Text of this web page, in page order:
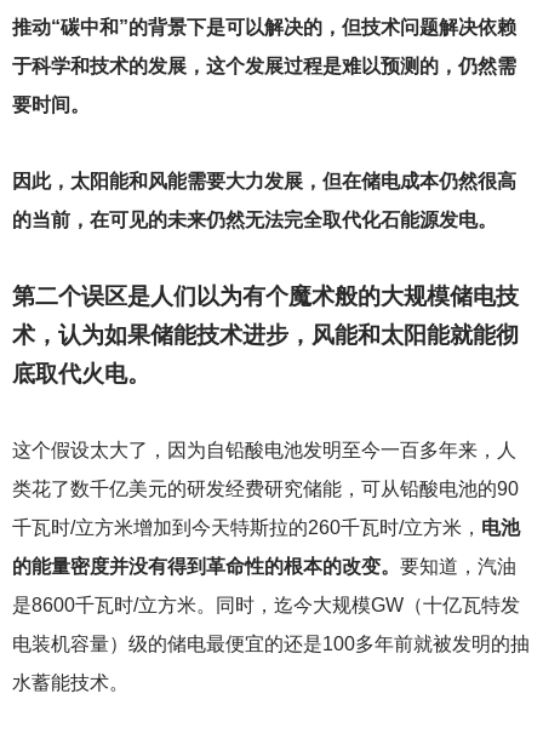
推动“碳中和”的背景下是可以解决的，但技术问题解决依赖
于科学和技术的发展，这个发展过程是难以预测的，仍然需
要时间。
因此，太阳能和风能需要大力发展，但在储电成本仍然很高
的当前，在可见的未来仍然无法完全取代化石能源发电。
第二个误区是人们以为有个魔术般的大规模储电技
术，认为如果储能技术进步，风能和太阳能就能彻
底取代火电。
这个假设太大了，因为自铅酸电池发明至今一百多年来，人
类花了数千亿美元的研发经费研究储能，可从铅酸电池的90
千瓦时/立方米增加到今天特斯拉的260千瓦时/立方米， 电池
的能量密度并没有得到革命性的根本的改变。 要知道，汽油
是8600千瓦时/立方米。同时，迄今大规模GW（十亿瓦特发
电装机容量）级的储电最便宜的还是100多年前就被发明的抽
水蓄能技术。